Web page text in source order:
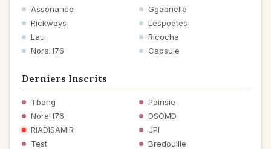
Assonance
Ggabrielle
Rickways
Lespoetes
Lau
Ricocha
NoraH76
Capsule
Derniers Inscrits
Tbang
Painsie
NoraH76
DSOMD
RIADISAMIR
JPI
Test
Bredouille